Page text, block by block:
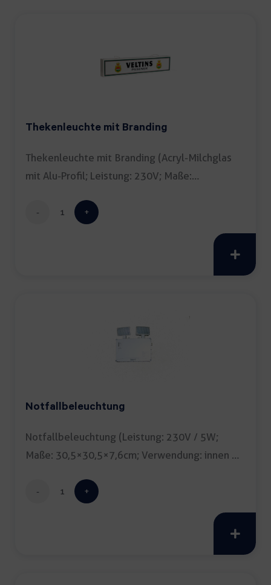
Thekenleuchte mit Branding
Thekenleuchte mit Branding (Acryl-Milchglas
mit Alu-Profil; Leistung: 230V; Maße:
Thekenleuchte
Notfallbeleuchtung
Notfallbeleuchtung (Leistung: 230V / 5W;
Maße: 30,5×30,5×7,6cm; Verwendung: innen &
Notfallbeleuchtung